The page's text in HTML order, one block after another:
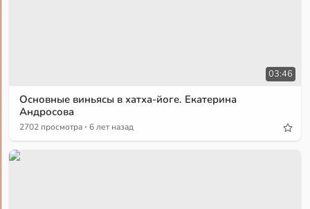
03:46
Основные виньясы в хатха-йоге. Екатерина
Андросова
2702 просмотра · 6 лет назад